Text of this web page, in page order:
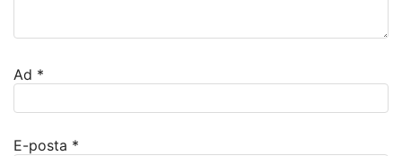
Ad *
E-posta *